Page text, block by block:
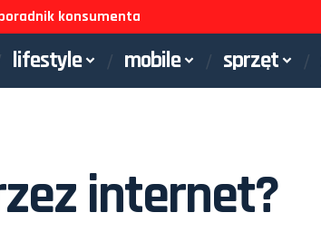
konsumenta
lifestyle mobile sprzęt
internet?